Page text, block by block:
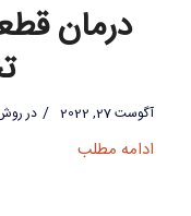
درمان
آگوست 27, 2022 / در
ادامه مطلب